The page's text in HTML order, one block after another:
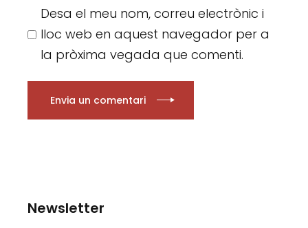
Desa el meu nom, correu electrònic i
lloc web en aquest navegador per a
la pròxima vegada que comenti.
Envia un comentari
Newsletter